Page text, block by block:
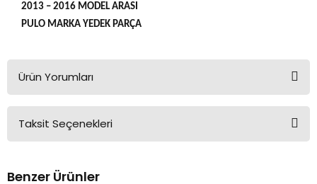
2013 – 2016 MODEL ARASI
PULO MARKA YEDEK PARÇA
Ürün Yorumları
Bu ürüne ilk yorumu siz yapın!
Taksit Seçenekleri
Benzer Ürünler